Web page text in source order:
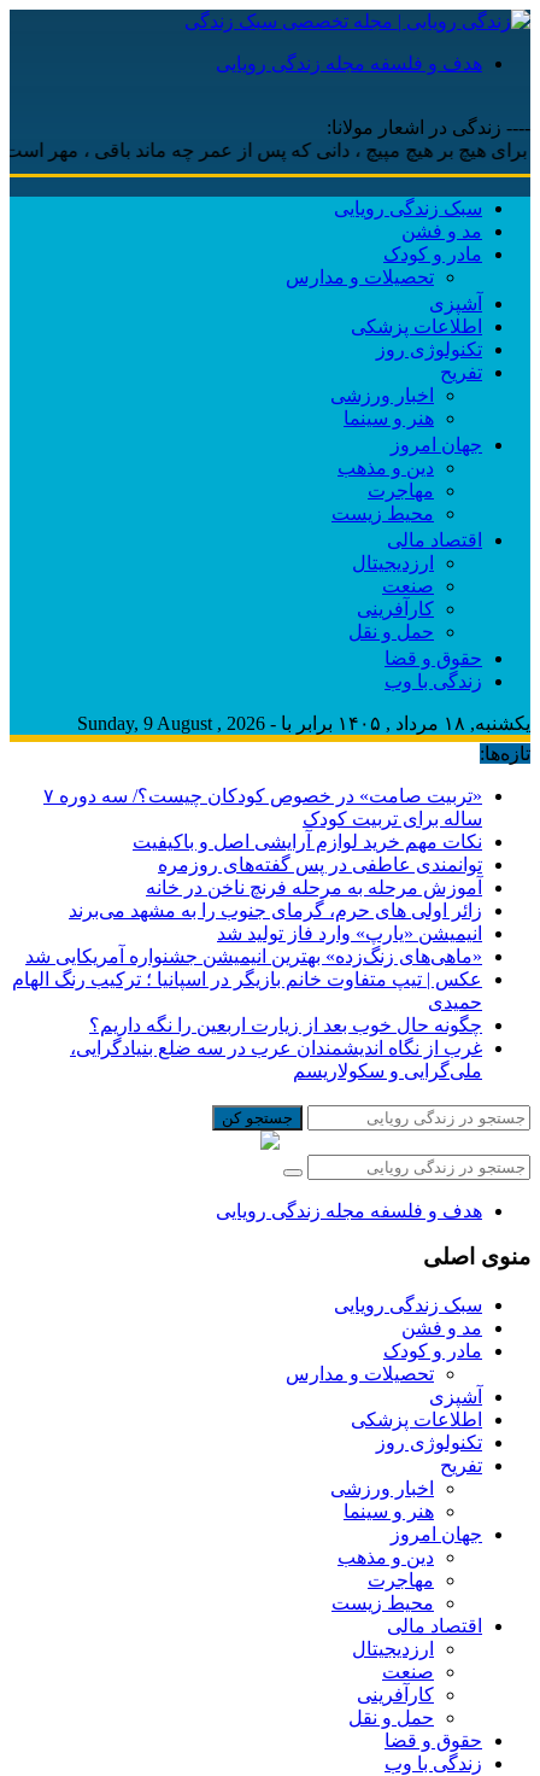
هدف و فلسفه مجله زندگی رویایی
---- زندگی در اشعار مولانا:
بر هیچ مپیچ ، دانی که پس از عمر چه ماند باقی ، مهر است و
سبک زندگی رویایی
مد و فشن
مادر و کودک
تحصیلات و مدارس
آشپزی
اطلاعات پزشکی
تکنولوژی روز
تفریح
اخبار ورزشی
هنر و سینما
جهان امروز
دین و مذهب
مهاجرت
محیط زیست
اقتصاد مالی
ارزدیجیتال
صنعت
کارآفرینی
حمل و نقل
حقوق و قضا
زندگی با وب
یکشنبه, ۱۸ مرداد , ۱۴۰۵ برابر با - Sunday, 9 August , 2026
تازه‌ها:
«تربیت صامت» در خصوص کودکان چیست؟/ سه دوره ۷
ساله برای تربیت کودک
نکات مهم خرید لوازم آرایشی اصل و باکیفیت
توانمندی عاطفی در پس گفته‌های روزمره
آموزش مرحله به مرحله فرنچ ناخن در خانه
زائر اولی های حرم، گرمای جنوب را به مشهد می‌برند
انیمیشن «یارپ» وارد فاز تولید شد
«ماهی‌های زنگ‌زده» بهترین انیمیشن جشنواره آمریکایی شد
عکس | تیپ متفاوت خانم بازیگر در اسپانیا ؛ ترکیب رنگ الهام
حمیدی
چگونه حال خوب بعد از زیارت اربعین را نگه داریم؟
غرب از نگاه اندیشمندان عرب در سه ضلع بنیادگرایی،
ملی‌گرایی و سکولاریسم
جستجو کن
هدف و فلسفه مجله زندگی رویایی
منوی اصلی
سبک زندگی رویایی
مد و فشن
مادر و کودک
تحصیلات و مدارس
آشپزی
اطلاعات پزشکی
تکنولوژی روز
تفریح
اخبار ورزشی
هنر و سینما
جهان امروز
دین و مذهب
مهاجرت
محیط زیست
اقتصاد مالی
ارزدیجیتال
صنعت
کارآفرینی
حمل و نقل
حقوق و قضا
زندگی با وب